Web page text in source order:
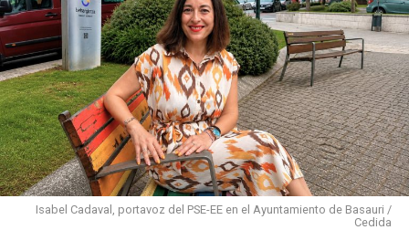
Isabel Cadaval, portavoz del PSE-EE en el Ayuntamiento de Basauri /
Cedida